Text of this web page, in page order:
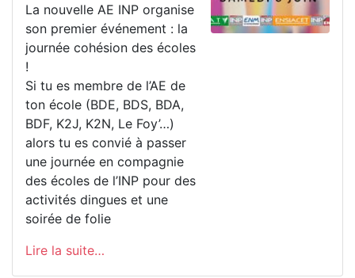
La nouvelle AE INP organise
son premier événement : la
journée cohésion des écoles
!
Si tu es membre de l’AE de
ton école (BDE, BDS, BDA,
BDF, K2J, K2N, Le Foy’…)
alors tu es convié à passer
une journée en compagnie
des écoles de l’INP pour des
activités dingues et une
soirée de folie
Lire la suite…